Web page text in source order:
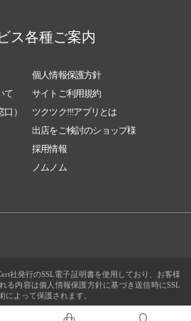
ス各種ご案内
個人情報保護方針
て
サイトご利用規約
）
ツクツク!!!アプリとは
出店をご検討のショップ様
採用情報
ノムノム
社発行のSSL電子証明書を使用しており、お客様
る内容は個人情報保護方針に基づき送信時にSSL
によって保護されます。